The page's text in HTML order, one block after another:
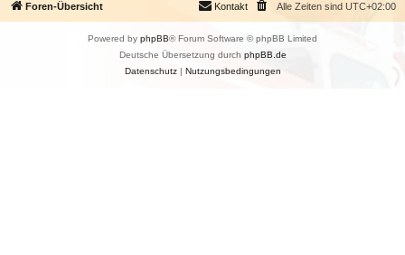
Foren-Übersicht Alle Zeiten sind UTC+02:00
Kontakt
Powered by phpBB® Forum Software © phpBB Limited
Deutsche Übersetzung durch phpBB.de
Datenschutz| Nutzungsbedingungen